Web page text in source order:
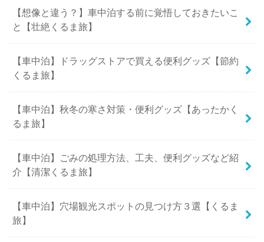
【想像と違う？】車中泊する前に覚悟しておきたいこ
と【壮絶くるま旅】
【車中泊】ドラッグストアで買える便利グッズ【節約
くるま旅】
【車中泊】秋冬の寒さ対策・便利グッズ【あったかく
るま旅】
【車中泊】ごみの処理方法、工夫、便利グッズなど紹
介【清潔くるま旅】
【車中泊】穴場観光スポットの見つけ方３選【くるま
旅】